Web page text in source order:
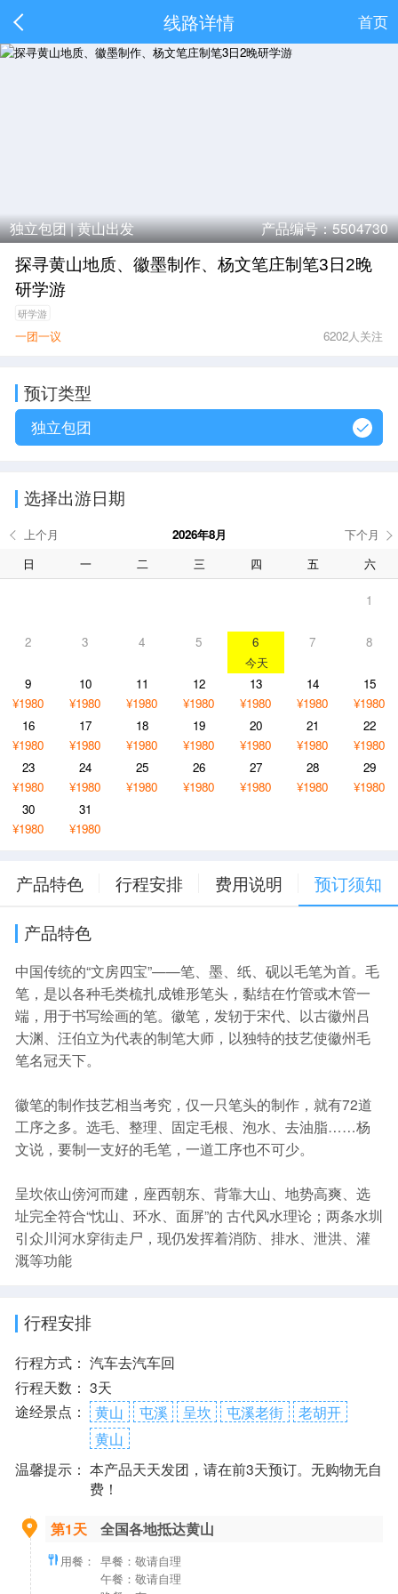
线路详情 首页
独立包团 |黄山出发 产品编号：5504730
探寻黄山地质、徽墨制作、杨文笔庄制笔3日2晚
研学游
研学游
一团一议 6202人关注
预订类型
独立包团
选择出游日期
2026年8月
日
一 二 三 四 五 六
1
2 3 4 5 6 7 8
9
¥1980
10
¥1980
11
¥1980
12
¥1980
13
¥1980
14
¥1980
15
¥1980
16
¥1980
17
¥1980
18
¥1980
19
¥1980
20
¥1980
21
¥1980
22
¥1980
23
¥1980
24
¥1980
25
¥1980
26
¥1980
27
¥1980
28
¥1980
29
¥1980
30
¥1980
31
¥1980
产品特色 行程安排 费用说明 预订须知
产品特色
中国传统的“文房四宝”——笔、墨、纸、砚以毛笔为首。毛
笔，是以各种毛类梳扎成锥形笔头，黏结在竹管或木管一
端，用于书写绘画的笔。徽笔，发轫于宋代、以古徽州吕
大渊、汪伯立为代表的制笔大师，以独特的技艺使徽州毛
笔名冠天下。
徽笔的制作技艺相当考究，仅一只笔头的制作，就有72道
工序之多。选毛、整理、固定毛根、泡水、去油脂……杨
文说，要制一支好的毛笔，一道工序也不可少。
呈坎依山傍河而建，座西朝东、背靠大山、地势高爽、选
址完全符合“忱山、环水、面屏”的 古代风水理论；两条水圳
引众川河水穿街走尸，现仍发挥着消防、排水、泄洪、灌
溉等功能
行程安排
行程方式： 汽车去汽车回
行程天数： 3天
途经景点：
黄山 屯溪 呈坎 屯溪老街
老胡开
黄山
温馨提示： 本产品天天发团，请在前3天预订。无购物无自
费！
第1天 全国各地抵达黄山
用餐： 早餐：敬请自理
午餐：敬请自理